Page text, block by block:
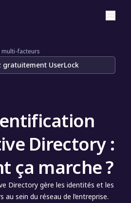
facteurs
gratuitement UserLock
Directory :
ça marche ?
Directory gère les identités et les
au sein du réseau de l’entreprise.